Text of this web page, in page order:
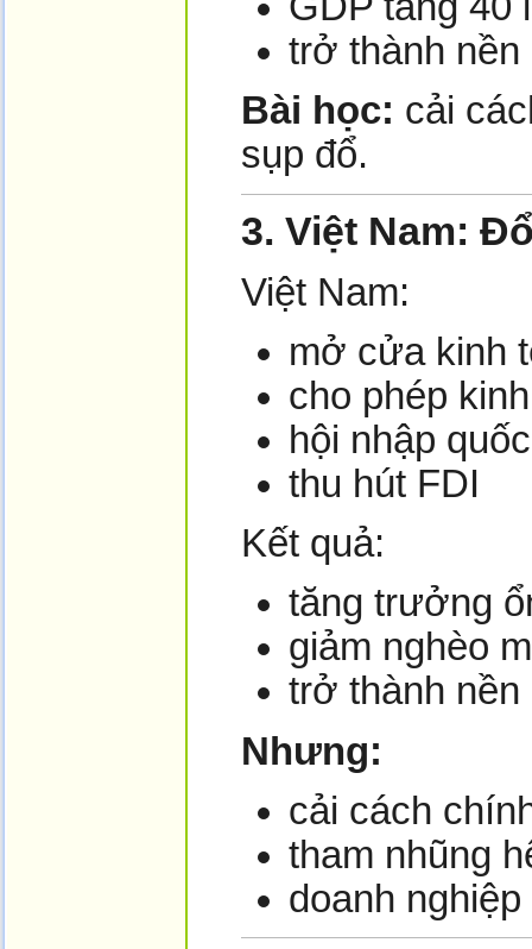
trở thành
Bài học: cải
sụp đổ.
3. Việt Nam:
Việt Nam:
mở cửa kinh
cho phép
hội nhập
thu hút FDI
Kết quả:
tăng trưởng
giảm nghèo
trở thành
Nhưng:
cải cách
tham nhũng
doanh